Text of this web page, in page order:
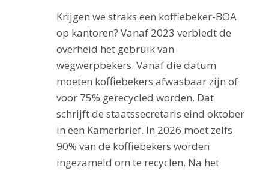
Krijgen we straks een koffiebeker-BOA
op kantoren? Vanaf 2023 verbiedt de
overheid het gebruik van
wegwerpbekers. Vanaf die datum
moeten koffiebekers afwasbaar zijn of
voor 75% gerecycled worden. Dat
schrijft de staatssecretaris eind oktober
in een Kamerbrief. In 2026 moet zelfs
90% van de koffiebekers worden
ingezameld om te recyclen. Na het